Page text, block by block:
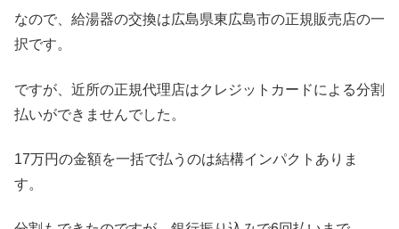
なので、給湯器の交換は広島県東広島市の正規販売店の一
択です。
ですが、近所の正規代理店はクレジットカードによる分割
払いができませんでした。
17万円の金額を一括で払うのは結構インパクトありま
す。